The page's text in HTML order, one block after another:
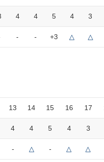
4 4 5 4 3
- - +3 △ △
13 14 15 16 17
4 4 5 4 3
- △ - △ △